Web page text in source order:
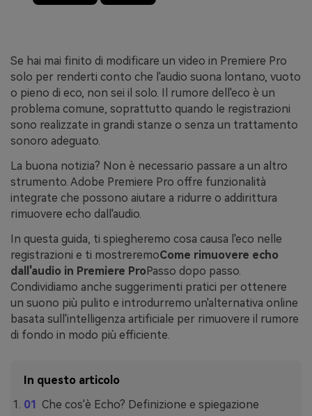
Se hai mai finito di modificare un video in Premiere Pro
solo per renderti conto che l'audio suona lontano, vuoto
o pieno di eco, non sei il solo. Il rumore dell'eco è un
problema comune, soprattutto quando le registrazioni
sono realizzate in grandi stanze o senza un trattamento
sonoro adeguato.
La buona notizia? Non è necessario passare a un altro
strumento. Adobe Premiere Pro offre funzionalità
integrate che possono aiutare a ridurre o addirittura
rimuovere echo dall'audio.
In questa guida, ti spiegheremo cosa causa l'eco nelle
registrazioni e ti mostreremoCome rimuovere echo
dall'audio in Premiere ProPasso dopo passo.
Condividiamo anche suggerimenti pratici per ottenere
un suono più pulito e introdurremo un'alternativa online
basata sull'intelligenza artificiale per rimuovere il rumore
di fondo in modo più efficiente.
In questo articolo
Che cos'è Echo? Definizione e spiegazione